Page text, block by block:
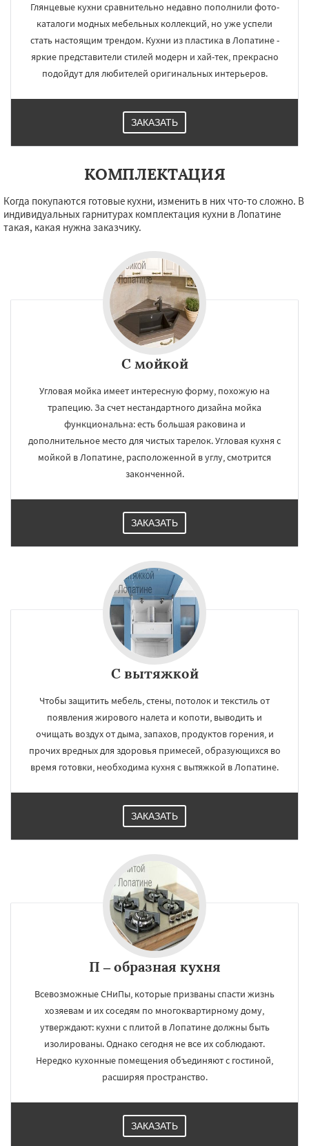
Глянцевые кухни сравнительно недавно пополнили фото-
каталоги модных мебельных коллекций, но уже успели
стать настоящим трендом. Кухни из пластика в Лопатине -
яркие представители стилей модерн и хай-тек, прекрасно
подойдут для любителей оригинальных интерьеров.
ЗАКАЗАТЬ
КОМПЛЕКТАЦИЯ
Когда покупаются готовые кухни, изменить в них что-то сложно. В
индивидуальных гарнитурах комплектация кухни в Лопатине
такая, какая нужна заказчику.
С мойкой
Угловая мойка имеет интересную форму, похожую на
трапецию. За счет нестандартного дизайна мойка
функциональна: есть большая раковина и
дополнительное место для чистых тарелок. Угловая кухня с
мойкой в Лопатине, расположенной в углу, смотрится
законченной.
ЗАКАЗАТЬ
С вытяжкой
Чтобы защитить мебель, стены, потолок и текстиль от
появления жирового налета и копоти, выводить и
очищать воздух от дыма, запахов, продуктов горения, и
прочих вредных для здоровья примесей, образующихся во
время готовки, необходима кухня с вытяжкой в Лопатине.
ЗАКАЗАТЬ
П – образная кухня
Всевозможные СНиПы, которые призваны спасти жизнь
хозяевам и их соседям по многоквартирному дому,
утверждают: кухни с плитой в Лопатине должны быть
изолированы. Однако сегодня не все их соблюдают.
Нередко кухонные помещения объединяют с гостиной,
расширяя пространство.
ЗАКАЗАТЬ